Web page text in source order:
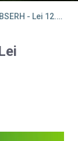
Mapas Mentais EBSERH - Lei 12.550/2011 (PDF)